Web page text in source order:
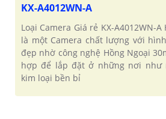
KX-A4012WN-A
Loại Camera Giá rẻ KX-A4012WN-
là một Camera chất lượng với
đẹp nhờ công nghệ Hồng Ngoại
hợp để lắp đặt ở những nơi như
kim loại bền bỉ